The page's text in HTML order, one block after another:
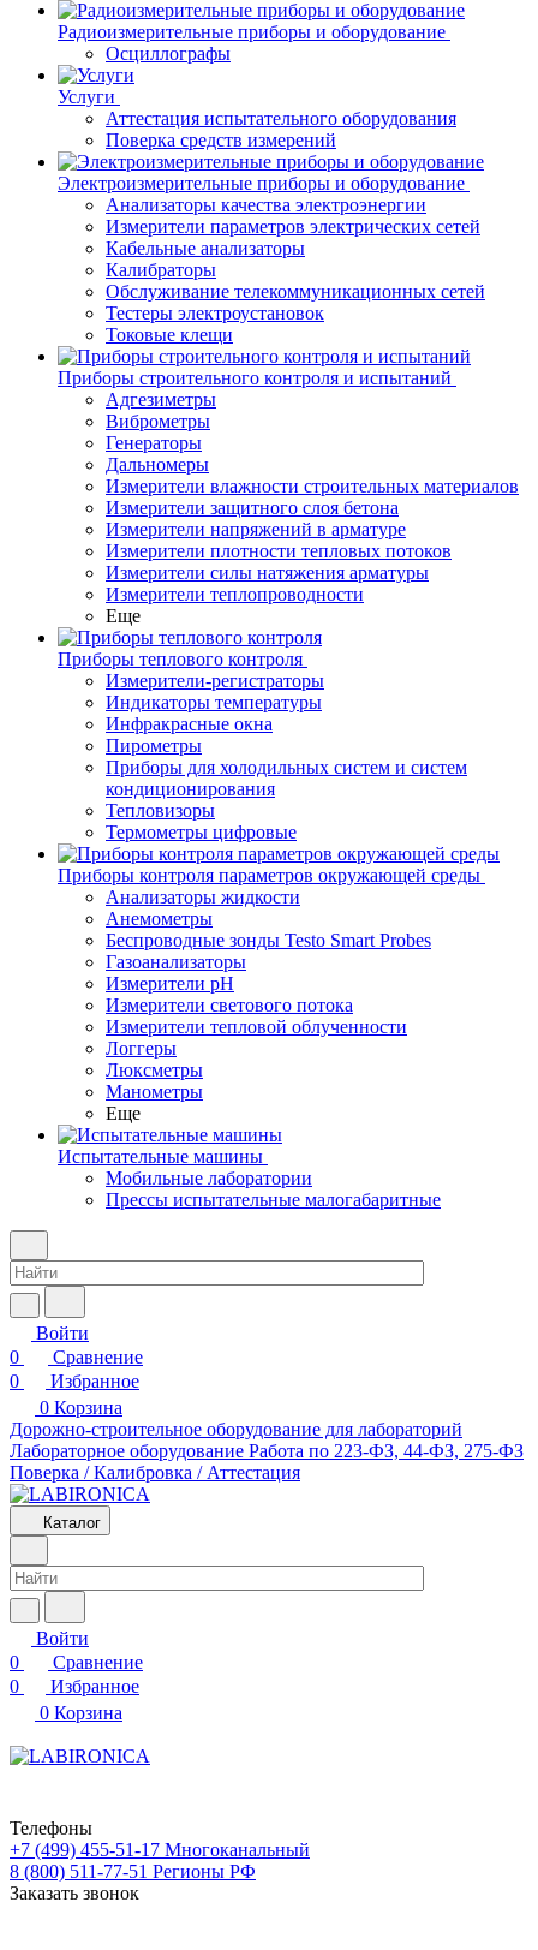
Радиоизмерительные приборы и оборудование
Осциллографы
Услуги
Аттестация испытательного оборудования
Поверка средств измерений
Электроизмерительные приборы и оборудование
Анализаторы качества электроэнергии
Измерители параметров электрических сетей
Кабельные анализаторы
Калибраторы
Обслуживание телекоммуникационных сетей
Тестеры электроустановок
Токовые клещи
Приборы строительного контроля и испытаний
Адгезиметры
Виброметры
Генераторы
Дальномеры
Измерители влажности строительных материалов
Измерители защитного слоя бетона
Измерители напряжений в арматуре
Измерители плотности тепловых потоков
Измерители силы натяжения арматуры
Измерители теплопроводности
Еще
Приборы теплового контроля
Измерители-регистраторы
Индикаторы температуры
Инфракрасные окна
Пирометры
Приборы для холодильных систем и систем
кондиционирования
Тепловизоры
Термометры цифровые
Приборы контроля параметров окружающей среды
Анализаторы жидкости
Анемометры
Беспроводные зонды Testo Smart Probes
Газоанализаторы
Измерители pH
Измерители светового потока
Измерители тепловой облученности
Логгеры
Люксметры
Манометры
Еще
Испытательные машины
Мобильные лаборатории
Прессы испытательные малогабаритные
Войти
0
Сравнение
0
Избранное
0 Корзина
Дорожно-строительное оборудование для лабораторий
Лабораторное оборудование Работа по 223-ФЗ, 44-ФЗ, 275-ФЗ
Поверка / Калибровка / Аттестация
Каталог
Войти
0
Сравнение
0
Избранное
0 Корзина
Телефоны
+7 (499) 455-51-17 Многоканальный
8 (800) 511-77-51 Регионы РФ
Заказать звонок